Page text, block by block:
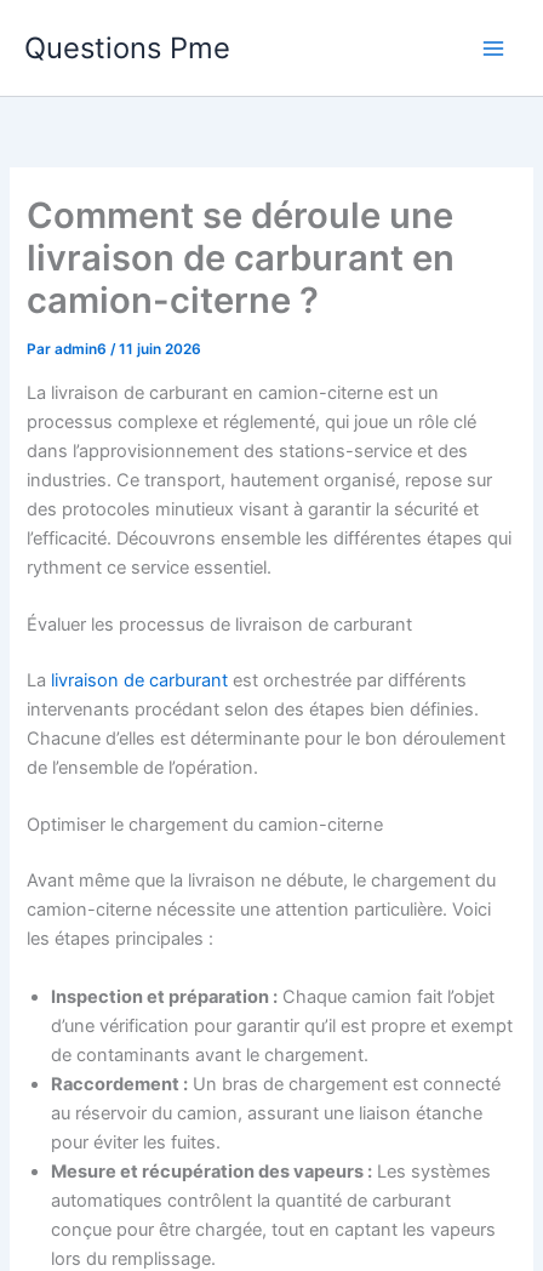
Questions Pme
Comment se déroule une
livraison de carburant en
camion-citerne ?
Paradmin6/11 juin 2026
La livraison de carburant en camion-citerne est un
processus complexe et réglementé, qui joue un rôle clé
dans l’approvisionnement des stations-service et des
industries. Ce transport, hautement organisé, repose sur
des protocoles minutieux visant à garantir la sécurité et
l’efficacité. Découvrons ensemble les différentes étapes qui
rythment ce service essentiel.
Évaluer les processus de livraison de carburant
La livraison de carburant est orchestrée par différents
intervenants procédant selon des étapes bien définies.
Chacune d’elles est déterminante pour le bon déroulement
de l’ensemble de l’opération.
Optimiser le chargement du camion-citerne
Avant même que la livraison ne débute, le chargement du
camion-citerne nécessite une attention particulière. Voici
les étapes principales :
Inspection et préparation : Chaque camion fait l’objet
d’une vérification pour garantir qu’il est propre et exempt
de contaminants avant le chargement.
Raccordement : Un bras de chargement est connecté
au réservoir du camion, assurant une liaison étanche
pour éviter les fuites.
Mesure et récupération des vapeurs : Les systèmes
automatiques contrôlent la quantité de carburant
conçue pour être chargée, tout en captant les vapeurs
lors du remplissage.